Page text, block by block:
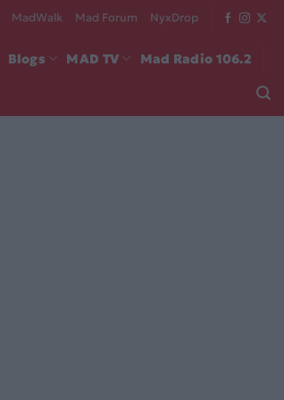
MadWalk Mad Forum NyxDrop
Blogs MAD TV Mad Radio 106.2